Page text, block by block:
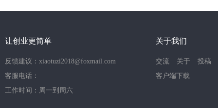
让创业更简单
反馈建议：xiaotuzi2018@foxmail.com
客服电话：
工作时间：周一到周六
关于我们
交流 关于
投稿
客户端下载